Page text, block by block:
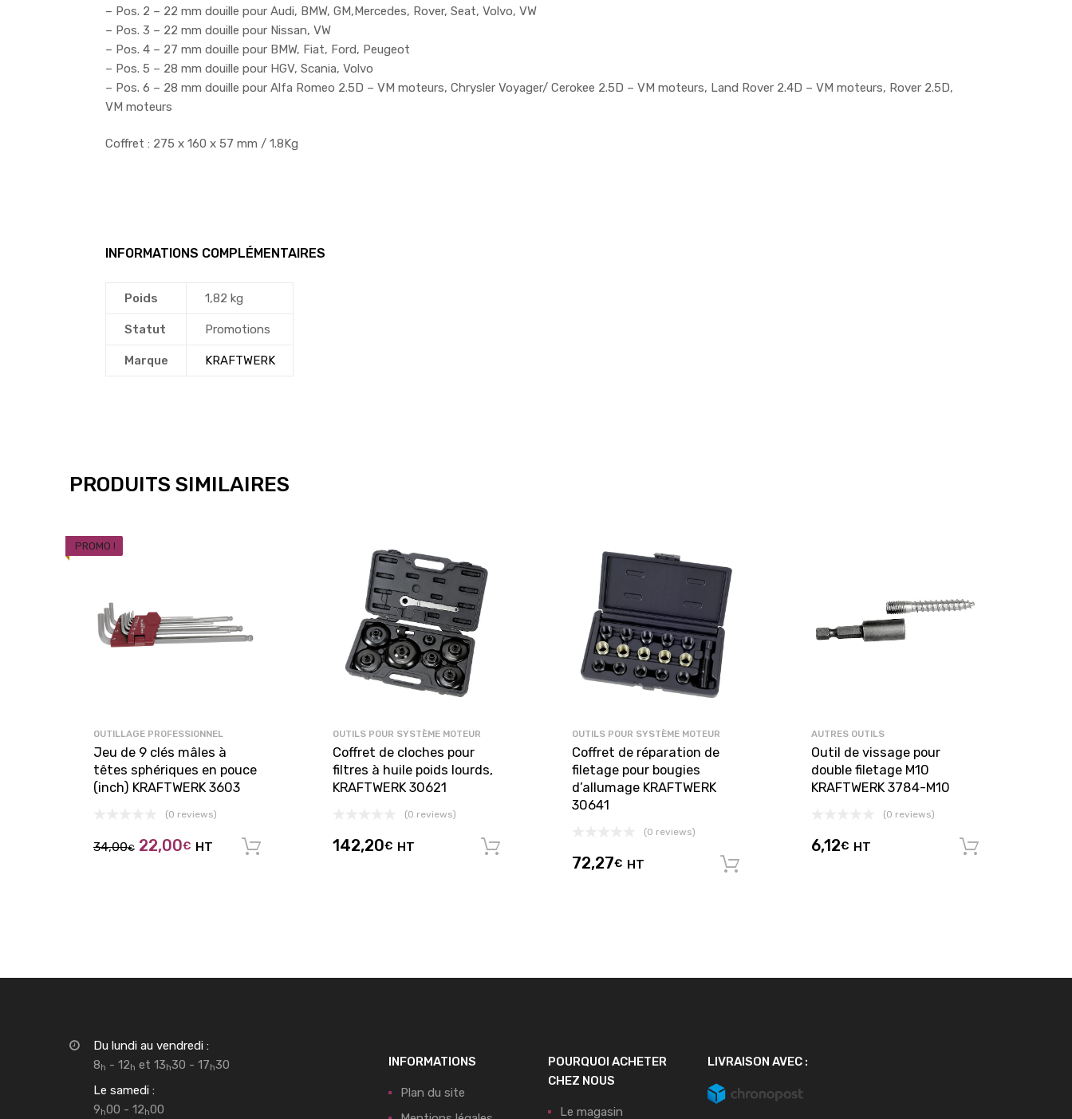
– Pos. 2 – 22 mm douille pour Audi, BMW, GM,Mercedes, Rover, Seat, Volvo, VW
– Pos. 3 – 22 mm douille pour Nissan, VW
– Pos. 4 – 27 mm douille pour BMW, Fiat, Ford, Peugeot
– Pos. 5 – 28 mm douille pour HGV, Scania, Volvo
– Pos. 6 – 28 mm douille pour Alfa Romeo 2.5D – VM moteurs, Chrysler Voyager/ Cerokee 2.5D – VM moteurs, Land Rover 2.4D – VM moteurs, Rover 2.5D,
VM moteurs
Coffret : 275 x 160 x 57 mm / 1.8Kg
INFORMATIONS COMPLÉMENTAIRES
Poids 1,82 kg
Statut Promotions
Marque KRAFTWERK
PRODUITS SIMILAIRES
PROMO !
OUTILLAGE PROFESSIONNEL
Jeu de 9 clés mâles à
têtes sphériques en pouce
(inch) KRAFTWERK 3603
(0 reviews)
34,00€ 22,00€ HT Ajouter au panier
OUTILS POUR SYSTÈME MOTEUR
Coffret de cloches pour
filtres à huile poids lourds,
KRAFTWERK 30621
(0 reviews)
142,20€ HT
OUTILS POUR SYSTÈME MOTEUR
Coffret de réparation de
filetage pour bougies
d’allumage KRAFTWERK
30641
(0 reviews)
72,27€ HT
AUTRES OUTILS
Outil de vissage pour
double filetage M10
KRAFTWERK 3784-M10
(0 reviews)
6,12€ HT
Du lundi au vendredi :
8h - 12h et 13h30 - 17h30
Le samedi :
9h00 - 12h00
INFORMATIONS
Plan du site
POURQUOI ACHETER
CHEZ NOUS
Le magasin
LIVRAISON AVEC :